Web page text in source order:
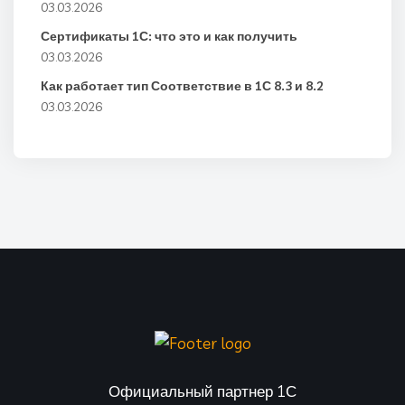
03.03.2026
Сертификаты 1С: что это и как получить
03.03.2026
Как работает тип Соответствие в 1С 8.3 и 8.2
03.03.2026
Официальный партнер 1С